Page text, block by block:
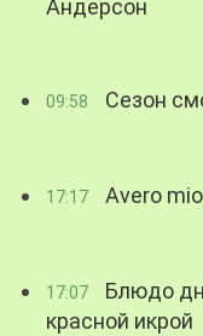
Андерсон
09:58 Сезон
17:17 Avero
17:07
Блюдо
красной икрой